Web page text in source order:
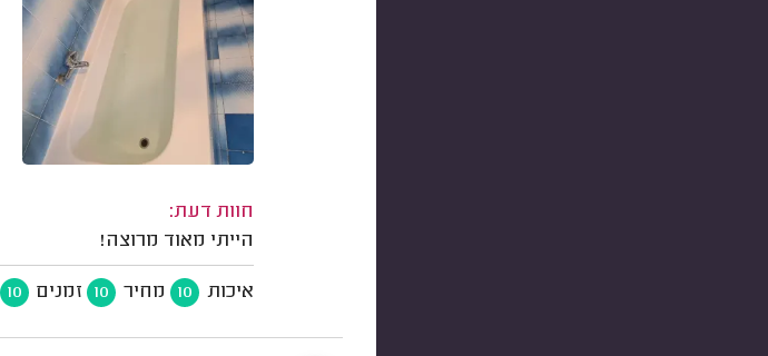
חוות דעת:
הייתי מאוד מרוצה!
איכות 10 מחיר 10 זמנים 10